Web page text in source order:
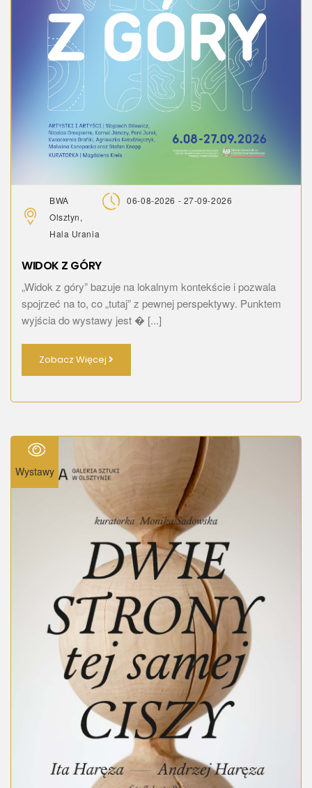
BWA
Olsztyn,
Hala Urania
06-08-2026 - 27-09-2026
WIDOK Z GÓRY
„Widok z góry” bazuje na lokalnym kontekście i pozwala
spojrzeć na to, co „tutaj” z pewnej perspektywy. Punktem
wyjścia do wystawy jest � [...]
Zobacz Więcej
Wystawy